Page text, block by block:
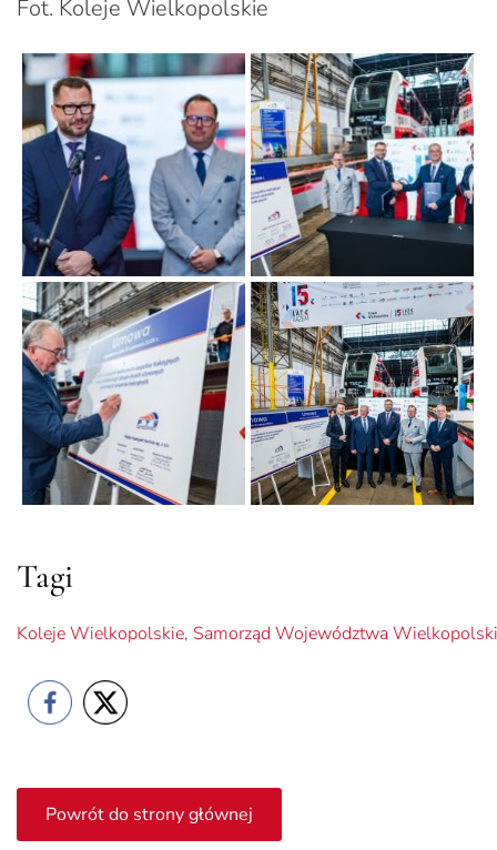
Fot. Koleje Wielkopolskie
Tagi
Koleje Wielkopolskie, Samorząd Województwa
Powrót do strony głównej